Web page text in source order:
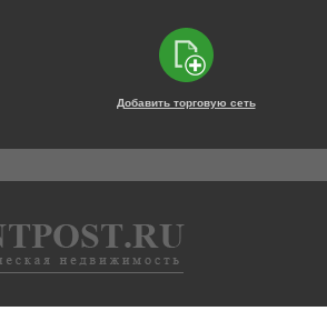
Добавить торговую сеть